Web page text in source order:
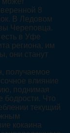
8
В Ледовом
Череповца.
в Уфе
региона, им
они станут
получаемое
влияние
поднимая
бодрости. Что
текущий
кокаина